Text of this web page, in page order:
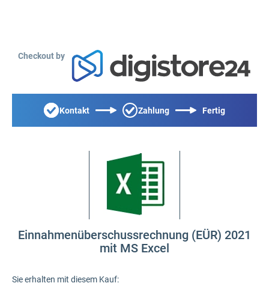
Checkout by
Kontakt Zahlung Fertig
Einnahmenüberschussrechnung (EÜR) 2021
mit MS Excel
Sie erhalten mit diesem Kauf: